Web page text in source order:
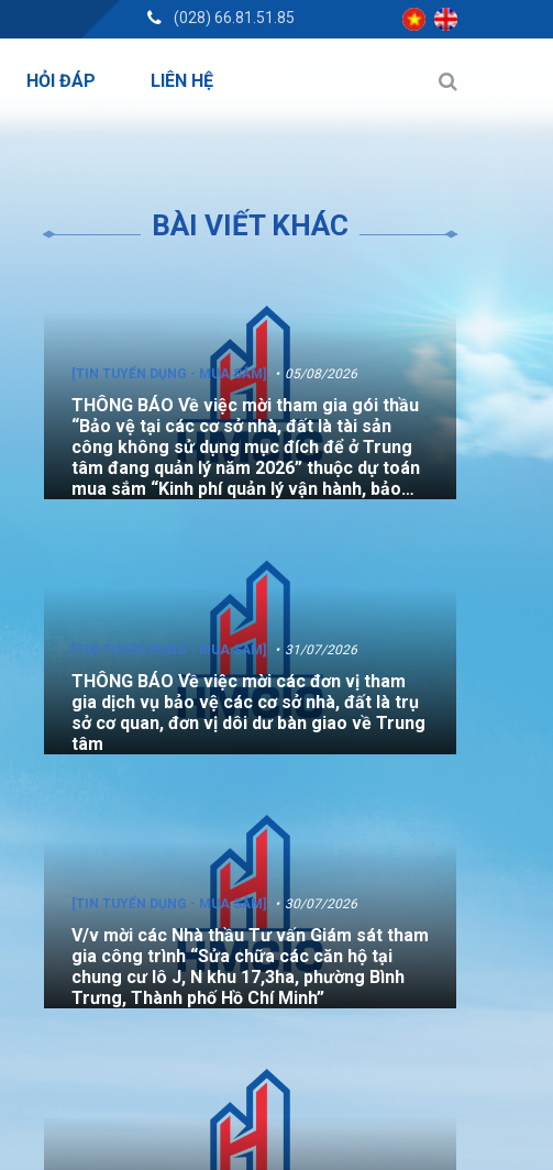
(028) 66.81.51.85
HỎI ĐÁP LIÊN HỆ
BÀI VIẾT KHÁC
[TIN TUYỂN DỤNG - MUA SẮM] 05/08/2026
THÔNG BÁO Về việc mời tham gia gói thầu
“Bảo vệ tại các cơ sở nhà, đất là tài sản
công không sử dụng mục đích để ở Trung
tâm đang quản lý năm 2026” thuộc dự toán
mua sắm “Kinh phí quản lý vận hành, bảo
[TIN TUYỂN DỤNG - MUA SẮM] 31/07/2026
THÔNG BÁO Về việc mời các đơn vị tham
gia dịch vụ bảo vệ các cơ sở nhà, đất là trụ
sở cơ quan, đơn vị dôi dư bàn giao về Trung
tâm
[TIN TUYỂN DỤNG - MUA SẮM] 30/07/2026
V/v mời các Nhà thầu Tư vấn Giám sát tham
gia công trình “Sửa chữa các căn hộ tại
chung cư lô J, N khu 17,3ha, phường Bình
Trưng, Thành phố Hồ Chí Minh”